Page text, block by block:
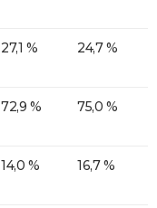
27,1 % 24,7 %
72,9 % 75,0 %
14,0 % 16,7 %